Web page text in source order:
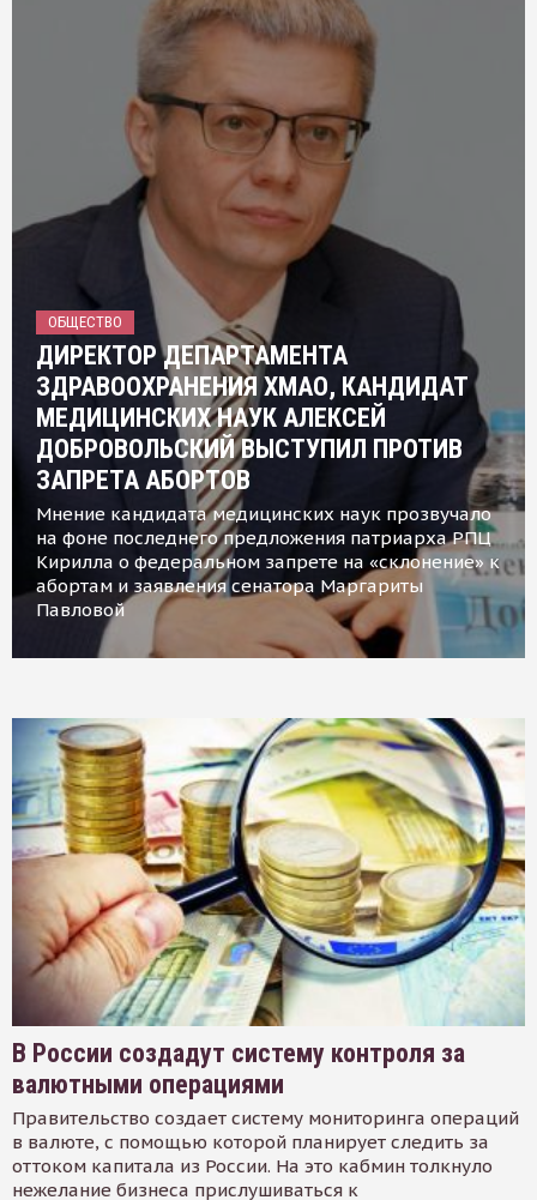
ОБЩЕСТВО
ДИРЕКТОР ДЕПАРТАМЕНТА
ЗДРАВООХРАНЕНИЯ ХМАО, КАНДИДАТ
МЕДИЦИНСКИХ НАУК АЛЕКСЕЙ
ДОБРОВОЛЬСКИЙ ВЫСТУПИЛ ПРОТИВ
ЗАПРЕТА АБОРТОВ
Мнение кандидата медицинских наук прозвучало
на фоне последнего предложения патриарха РПЦ
Кирилла о федеральном запрете на «склонение» к
абортам и заявления сенатора Маргариты
Павловой
В России создадут систему контроля за
валютными операциями
Правительство создает систему мониторинга операций
в валюте, с помощью которой планирует следить за
оттоком капитала из России. На это кабмин толкнуло
нежелание бизнеса прислушиваться к